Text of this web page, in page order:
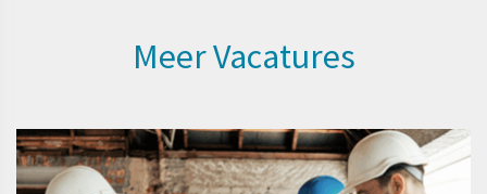
Meer Vacatures